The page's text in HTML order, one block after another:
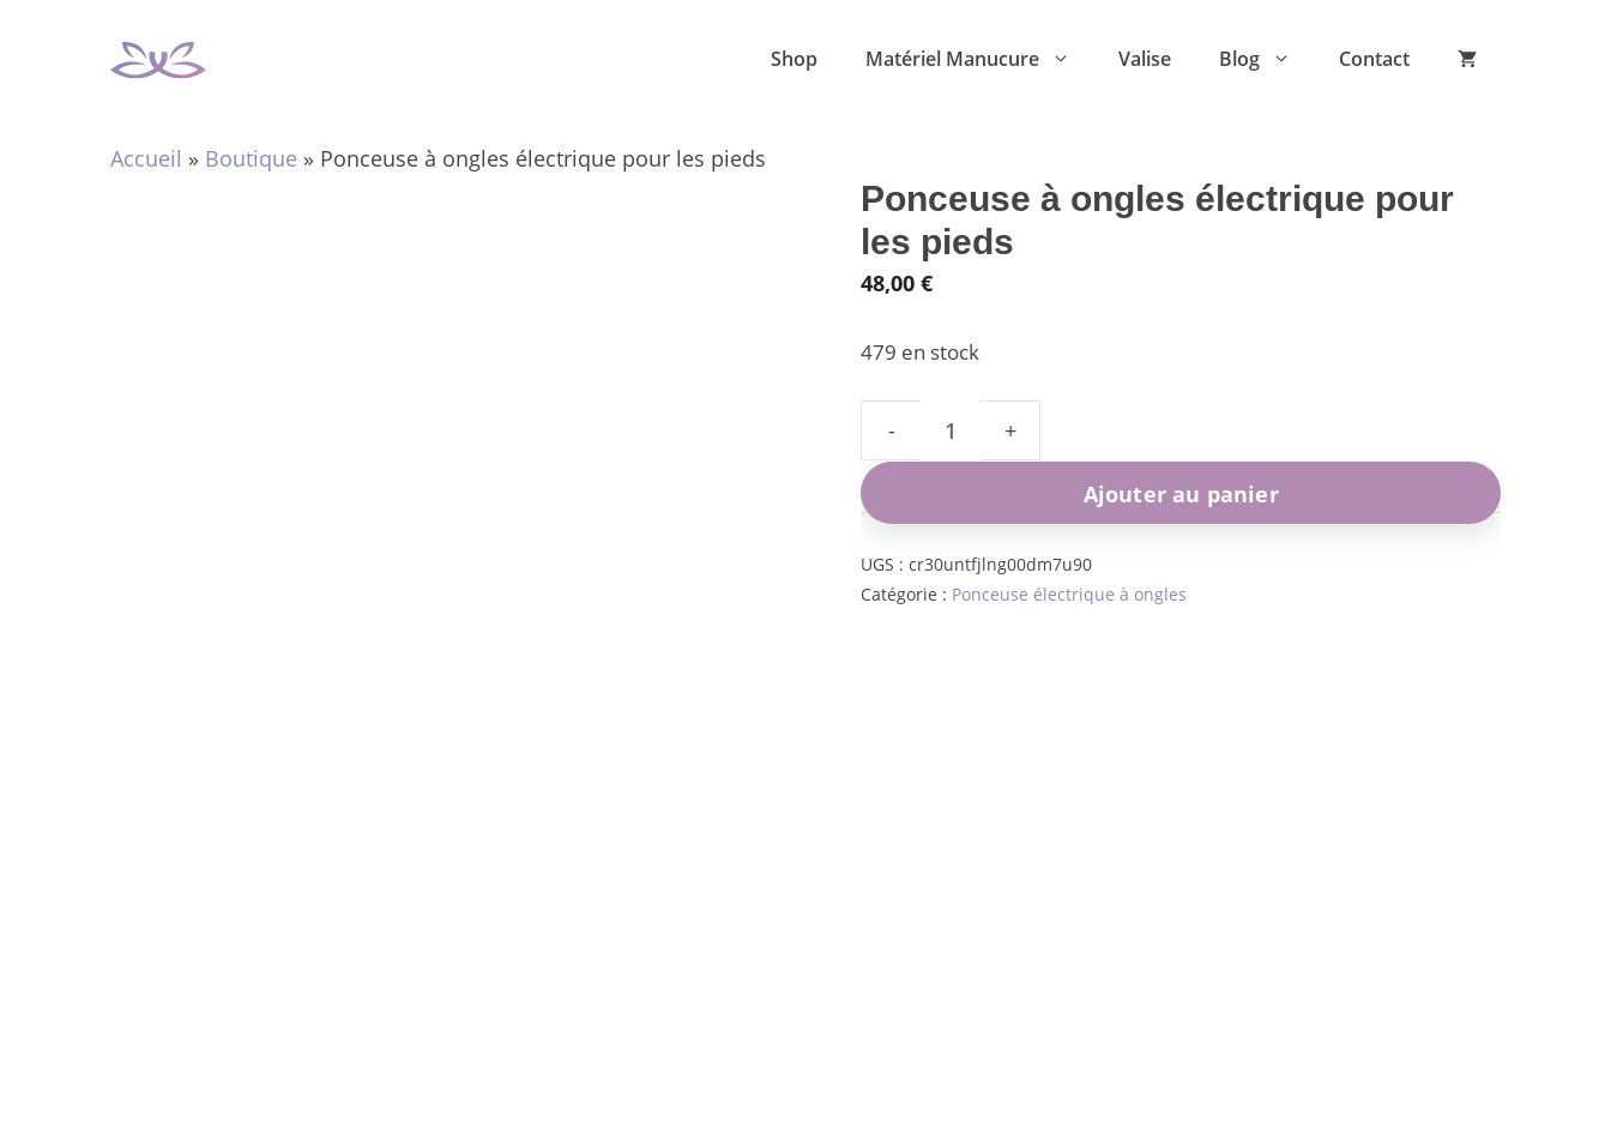
Shop Matériel Manucure Valise Blog Contact
Accueil » Boutique » Ponceuse à ongles électrique pour les pieds
Ponceuse à ongles électrique pour
les pieds
48,00€
479 en stock
de
Ponceuse
à
ongles
Ajouter au panier
UGS :cr30untfjlng00dm7u90
Catégorie : Ponceuse électrique à ongles